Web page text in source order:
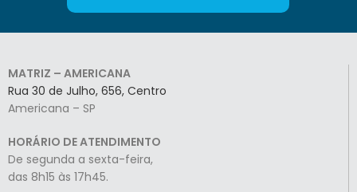
MATRIZ – AMERICANA
Rua 30 de Julho, 656, Centro
Americana – SP
HORÁRIO DE ATENDIMENTO
De segunda a sexta-feira,
das 8h15 às 17h45.